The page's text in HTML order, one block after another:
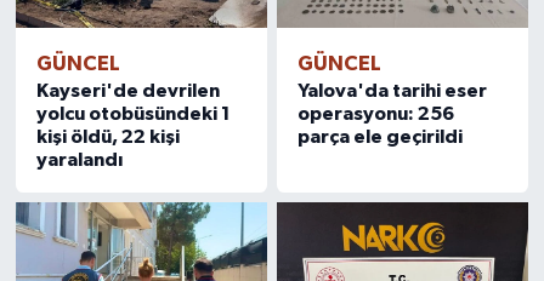
GÜNCEL
Kayseri'de devrilen
yolcu otobüsündeki 1
kişi öldü, 22 kişi
yaralandı
GÜNCEL
Yalova'da tarihi eser
operasyonu: 256
parça ele geçirildi